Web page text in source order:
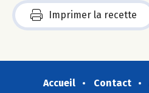
Imprimer la recette
Accueil Contact